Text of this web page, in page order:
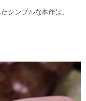
シンプルな本作は、